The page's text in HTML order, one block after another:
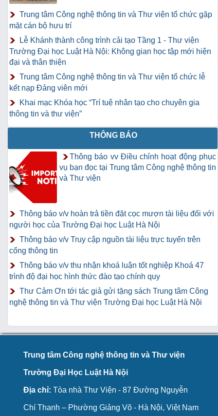
Trung tâm Công nghệ thông tin và Thư viện tổ chức gặp
mặt cán bộ hưu trí
Lễ Khánh thành công trình cải tạo Tầng 1 - Thư viện
Trường Đại học Luật Hà Nội: Không gian học tập mới hiện
đại và thân thiện
Trung tâm Công nghệ thông tin và Thư viện tổ chức lễ
kết nạp Đảng viên mới
Khai mạc Khóa học “Trí tuệ nhân tạo cho chuyên gia
thông tin và thư viện”
THÔNG BÁO
Thông báo vv Điều chỉnh hoạt động phục
vụ bạn đọc tại Trung tâm Công nghệ thông tin
và Thư viện
Thông báo v/v hoàn trả tiền đặt cọc mượn tài liệu đối với
người học của Trường Đại học Luật Hà Nội
Thông báo v/v Truy cập nguồn tài liệu trực tuyến trên
cổng thông tin
Thông báo v/v thu nhận khoá luận tốt nghiệp Khoá 47
trình độ đại học hình thức đào tạo chính quy
Thư Cảm Ơn tới tác giả gửi tặng sách Trung tâm Công
nghệ thông tin và Thư viện Trường Đại học Luật Hà Nội
Trung tâm Công nghệ thông tin và Thư viện
Trường Đại Học Luật Hà Nội
Địa chỉ: Tòa nhà Thư Viện - 87 Đường Nguyễn
Chí Thanh – Phường Giảng Võ - Hà Nội, Việt Nam